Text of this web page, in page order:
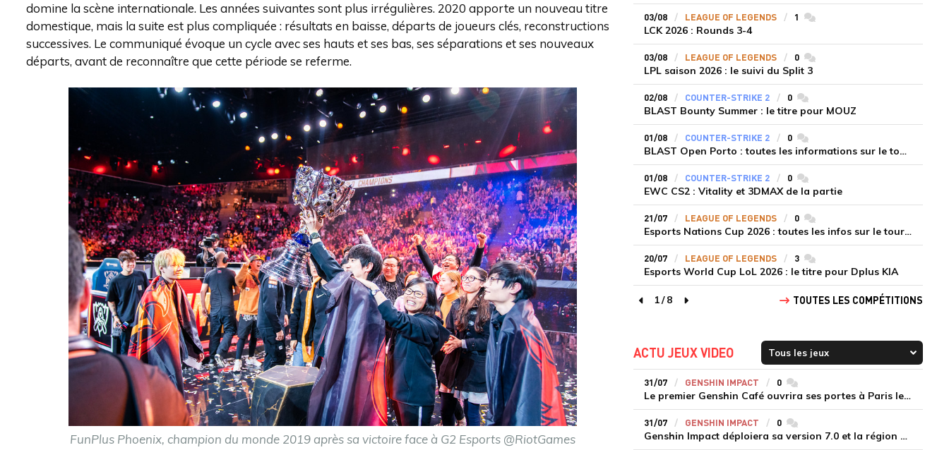
domine la scène internationale. Les années suivantes sont plus irrégulières. 2020 apporte un nouveau titre
domestique, mais la suite est plus compliquée : résultats en baisse, départs de joueurs clés, reconstructions
successives. Le communiqué évoque un cycle avec ses hauts et ses bas, ses séparations et ses nouveaux
départs, avant de reconnaître que cette période se referme.
FunPlus Phoenix, champion du monde 2019 après sa victoire face à G2 Esports @RiotGames
03/08 LEAGUE OF LEGENDS 1 commentaires
LCK 2026 : Rounds 3-4
03/08 LEAGUE OF LEGENDS 0commentaires
LPL saison 2026 : le suivi du Split 3
02/08 COUNTER-STRIKE 2 0commentaires
BLAST Bounty Summer : le titre pour MOUZ
01/08 COUNTER-STRIKE 2 0commentaires
BLAST Open Porto : toutes les informations sur le tournoi
01/08 COUNTER-STRIKE 2 0commentaires
EWC CS2 : Vitality et 3DMAX de la partie
21/07 LEAGUE OF LEGENDS 0commentaires
Esports Nations Cup 2026 : toutes les infos sur le tournoi
20/07 LEAGUE OF LEGENDS 3commentaires
Esports World Cup LoL 2026 : le titre pour Dplus KIA
page précédente
1/8
page suivante
TOUTES LES COMPÉTITIONS
ACTU JEUX VIDEO
31/07 GENSHIN IMPACT 0commentaires
Le premier Genshin Café ouvrira ses portes à Paris le 14 août
31/07 GENSHIN IMPACT 0commentaires
Genshin Impact déploiera sa version 7.0 et la région de Snezhnaya le 12 août